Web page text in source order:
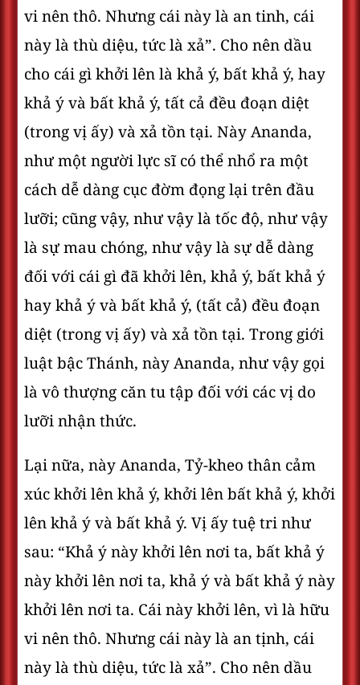
vi nên thô. Nhưng cái này là an tinh, cái
này là thù diệu, tức là xả”. Cho nên dầu
cho cái gì khởi lên là khả ý, bất khả ý, hay
khả ý và bất khả ý, tất cả đều đoạn diệt
(trong vị ấy) và xả tồn tại. Này Ananda,
như một người lực sĩ có thể nhổ ra một
cách dễ dàng cục đờm đọng lại trên đầu
lưỡi; cũng vậy, như vậy là tốc độ, như vậy
là sự mau chóng, như vậy là sự dễ dàng
đối với cái gì đã khởi lên, khả ý, bất khả ý
hay khả ý và bất khả ý, (tất cả) đều đoạn
diệt (trong vị ấy) và xả tồn tại. Trong giới
luật bậc Thánh, này Ananda, như vậy gọi
là vô thượng căn tu tập đối với các vị do
lưỡi nhận thức.
Lại nữa, này Ananda, Tỷ-kheo thân cảm
xúc khởi lên khả ý, khởi lên bất khả ý, khởi
lên khả ý và bất khả ý. Vị ấy tuệ tri như
sau: “Khả ý này khởi lên nơi ta, bất khả ý
này khởi lên nơi ta, khả ý và bất khả ý này
khởi lên nơi ta. Cái này khởi lên, vì là hữu
vi nên thô. Nhưng cái này là an tịnh, cái
này là thù diệu, tức là xả”. Cho nên dầu